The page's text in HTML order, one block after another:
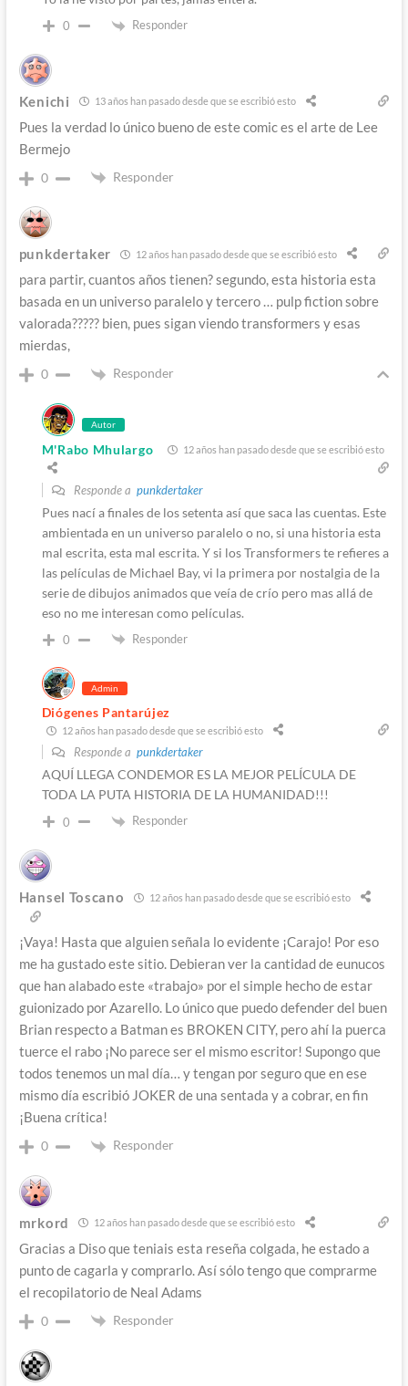
0 Responder
Kenichi 13 años han pasado desde que se escribió esto
Pues la verdad lo único bueno de este comic es el arte de Lee
Bermejo
0 Responder
punkdertaker 12 años han pasado desde que se escribió esto
para partir, cuantos años tienen? segundo, esta historia esta
basada en un universo paralelo y tercero … pulp fiction sobre
valorada????? bien, pues sigan viendo transformers y esas
mierdas,
0 Responder
Autor
M'Rabo Mhulargo 12 años han pasado desde que se escribió esto
Responde a punkdertaker
Pues nací a finales de los setenta así que saca las cuentas. Este
ambientada en un universo paralelo o no, si una historia esta
mal escrita, esta mal escrita. Y si los Transformers te refieres a
las películas de Michael Bay, vi la primera por nostalgia de la
serie de dibujos animados que veía de crío pero mas allá de
eso no me interesan como películas.
0 Responder
Admin
Diógenes Pantarújez
12 años han pasado desde que se escribió esto
Responde a punkdertaker
AQUÍ LLEGA CONDEMOR ES LA MEJOR PELÍCULA DE
TODA LA PUTA HISTORIA DE LA HUMANIDAD!!!
0 Responder
Hansel Toscano 12 años han pasado desde que se escribió esto
¡Vaya! Hasta que alguien señala lo evidente ¡Carajo! Por eso
me ha gustado este sitio. Debieran ver la cantidad de eunucos
que han alabado este «trabajo» por el simple hecho de estar
guionizado por Azarello. Lo único que puedo defender del buen
Brian respecto a Batman es BROKEN CITY, pero ahí la puerca
tuerce el rabo ¡No parece ser el mismo escritor! Supongo que
todos tenemos un mal día… y tengan por seguro que en ese
mismo día escribió JOKER de una sentada y a cobrar, en fin
¡Buena crítica!
0 Responder
mrkord 12 años han pasado desde que se escribió esto
Gracias a Diso que teniais esta reseña colgada, he estado a
punto de cagarla y comprarlo. Así sólo tengo que comprarme
el recopilatorio de Neal Adams
0 Responder